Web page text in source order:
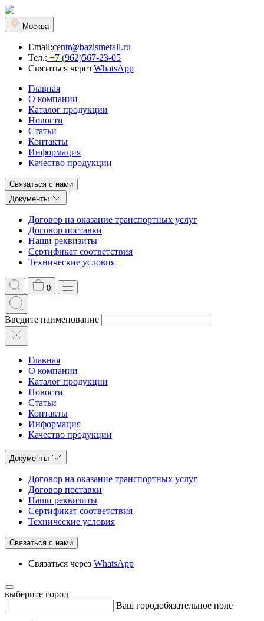
Москва
Email:centr@bazismetall.ru
Тел.: +7 (962)567-23-05
Связаться через WhatsApp
Главная
О компании
Каталог продукции
Новости
Статьи
Контакты
Информация
Качество продукции
Связаться с нами
Документы
Договор на оказание транспортных услуг
Договор поставки
Наши реквизиты
Сертификат соответствия
Технические условия
0
Введите наименование
Главная
О компании
Каталог продукции
Новости
Статьи
Контакты
Информация
Качество продукции
Документы
Договор на оказание транспортных услуг
Договор поставки
Наши реквизиты
Сертификат соответствия
Технические условия
Связаться с нами
Связаться через WhatsApp
выберите город
Ваш городобязательное поле